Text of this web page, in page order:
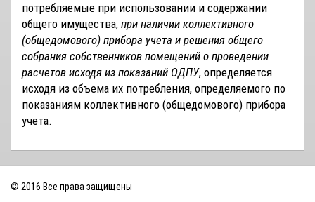
потребляемые при использовании и содержании
общего имущества, при наличии коллективного
(общедомового) прибора учета и решения общего
собрания собственников помещений о проведении
расчетов исходя из показаний ОДПУ, определяется
исходя из объема их потребления, определяемого по
показаниям коллективного (общедомового) прибора
учета.
© 2016 Все права защищены